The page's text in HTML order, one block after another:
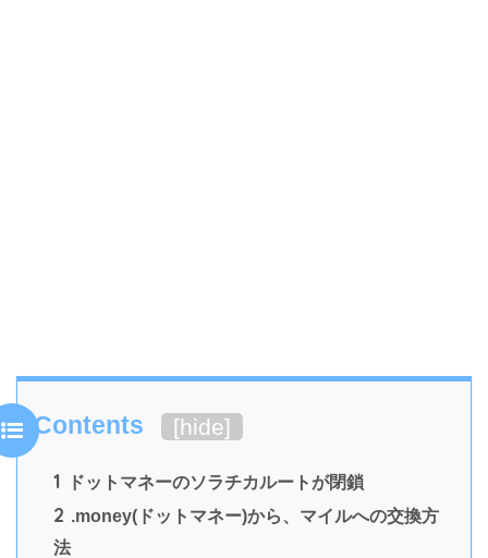
Contents [hide]
1 ドットマネーのソラチカルートが閉鎖
2 .money(ドットマネー)から、マイルへの交換方
法